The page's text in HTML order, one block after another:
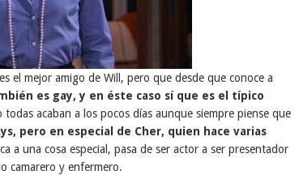
el mejor amigo de Will, pero que desde que conoce a
es gay, y en éste caso sí que es el típico
todas acaban a los pocos días aunque siempre piense que
pero en especial de Cher, quien hace varias
a una cosa especial, pasa de ser actor a ser presentador
camarero y enfermero.